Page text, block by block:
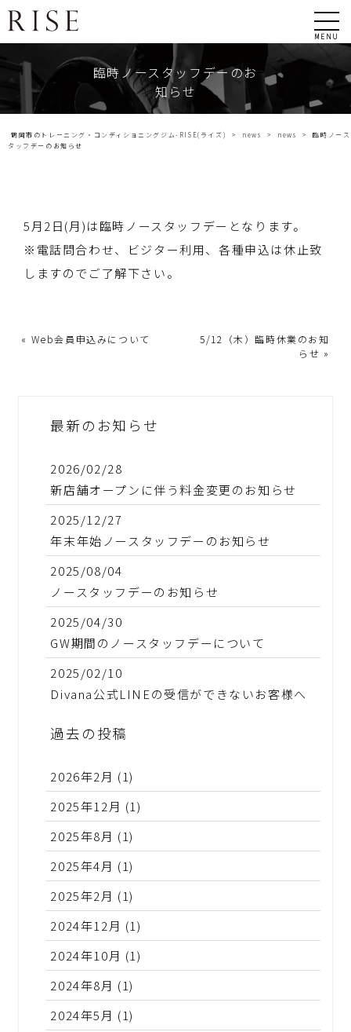
MENU
臨時ノースタッフデーのお
知らせ
鶴岡市のトレーニング・コンディショニングジム-RISE(ライズ) > news > news >
臨時ノース
タッフデーのお知らせ
5月2日(月)は臨時ノースタッフデーとなります。
※電話問合わせ、ビジター利用、各種申込は休止致
しますのでご了解下さい。
« Web会員申込みについて
5/12（木）臨時休業のお知
らせ »
最新のお知らせ
2026/02/28
新店舗オープンに伴う料金変更のお知らせ
2025/12/27
年末年始ノースタッフデーのお知らせ
2025/08/04
ノースタッフデーのお知らせ
2025/04/30
GW期間のノースタッフデーについて
2025/02/10
Divana公式LINEの受信ができないお客様へ
過去の投稿
2026年2月 (1)
2025年12月 (1)
2025年8月 (1)
2025年4月 (1)
2025年2月 (1)
2024年12月 (1)
2024年10月 (1)
2024年8月 (1)
2024年5月 (1)